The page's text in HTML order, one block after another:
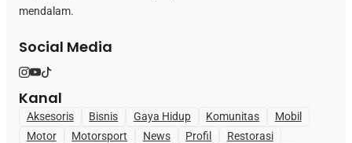
mendalam.
Social Media
Kanal
Aksesoris Bisnis Gaya Hidup Komunitas
Mobil
Motor
Motorsport News Profil
Restorasi